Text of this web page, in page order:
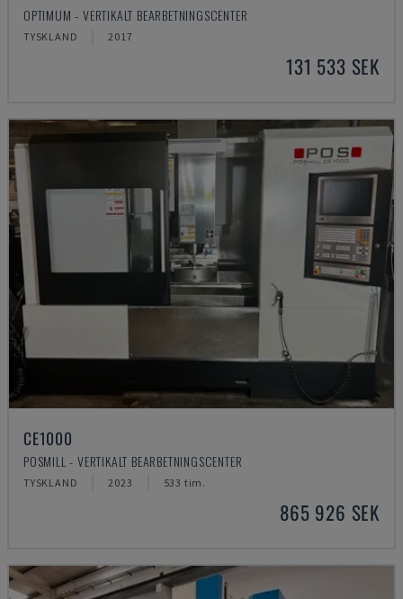
OPTIMUM - VERTIKALT BEARBETNINGSCENTER
TYSKLAND 2017
131 533 SEK
CE1000
POSMILL - VERTIKALT BEARBETNINGSCENTER
TYSKLAND 2023 533 tim.
865 926 SEK